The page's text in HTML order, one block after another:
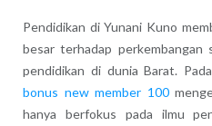
Pendidikan di Yunani Kuno
besar terhadap
pendidikan di dunia Barat.
bonus new member 100
hanya berfokus pada ilmu